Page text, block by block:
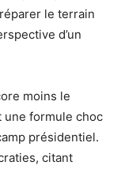
le terrain
d’un
moins le
une formule choc
présidentiel.
citant